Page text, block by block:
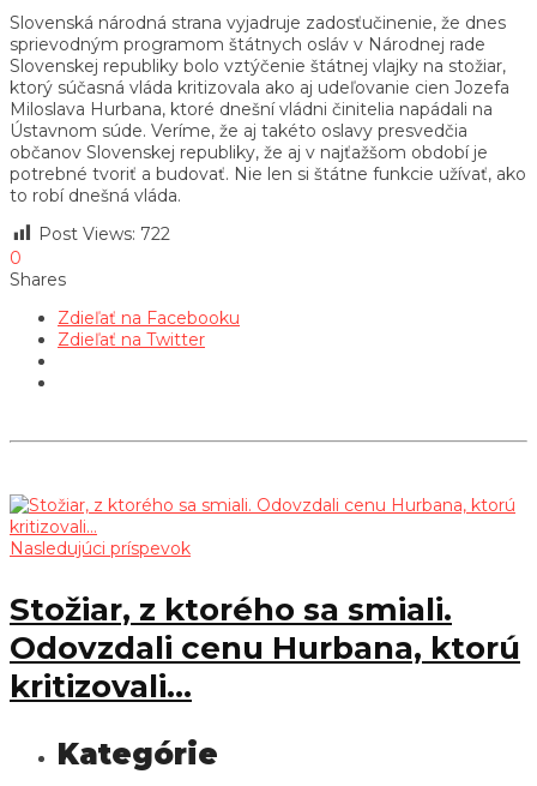
Slovenská národná strana vyjadruje zadosťučinenie, že dnes
sprievodným programom štátnych osláv v Národnej rade
Slovenskej republiky bolo vztýčenie štátnej vlajky na stožiar,
ktorý súčasná vláda kritizovala ako aj udeľovanie cien Jozefa
Miloslava Hurbana, ktoré dnešní vládni činitelia napádali na
Ústavnom súde. Veríme, že aj takéto oslavy presvedčia
občanov Slovenskej republiky, že aj v najťažšom období je
potrebné tvoriť a budovať. Nie len si štátne funkcie užívať, ako
to robí dnešná vláda.
Post Views: 722
0
Shares
Zdieľať na Facebooku
Zdieľať na Twitter
Nasledujúci príspevok
Stožiar, z ktorého sa smiali.
Odovzdali cenu Hurbana, ktorú
kritizovali…